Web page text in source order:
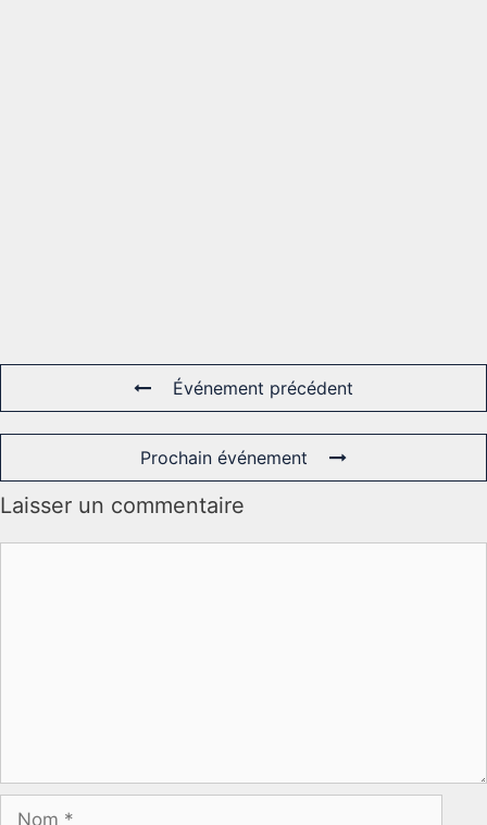
Événement précédent
Prochain événement
Laisser un commentaire